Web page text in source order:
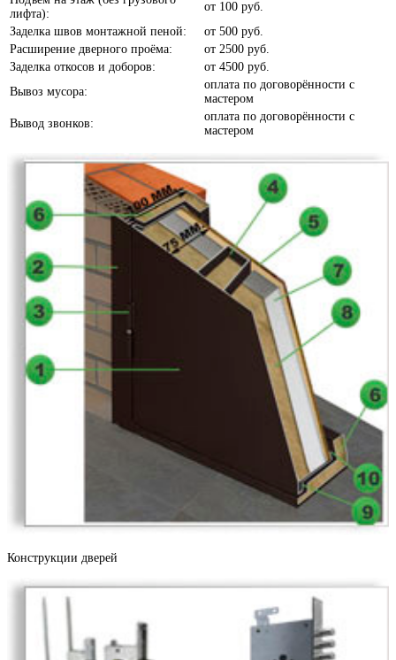
Белое дерево
Белый шелк
лифта):
от 100 руб.
Заделка швов монтажной пеной:
от 500 руб.
Расширение дверного проёма:
от 2500 руб.
Заделка откосов и доборов:
от 4500 руб.
Вывоз мусора:
оплата по договорённости с
мастером
Вывод звонков:
оплата по договорённости с
мастером
Конструкции дверей